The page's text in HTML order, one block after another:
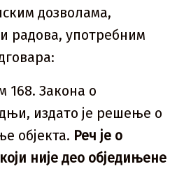
дозволама,
радова, употребним
168. Закона о
издато је решење о
објекта. Реч је о
није део обједињене